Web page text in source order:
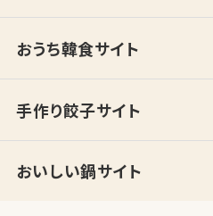
おうち韓食サイト
手作り餃子サイト
おいしい鍋サイト